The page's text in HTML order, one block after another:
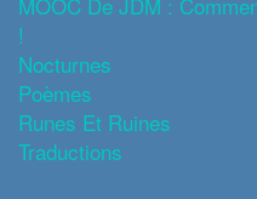
!
Nocturnes
Poèmes
Runes Et Ruines
Traductions